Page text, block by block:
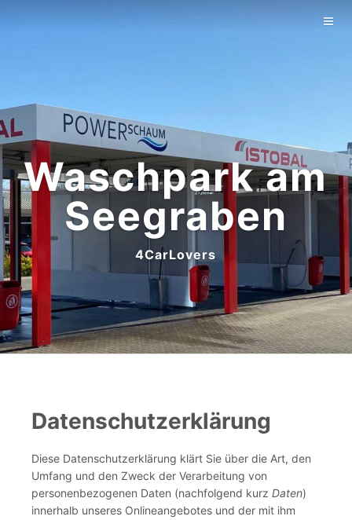
Waschpark am
Seegraben
4CarLovers
Datenschutzerklärung
Diese Datenschutzerklärung klärt Sie über die Art, den
Umfang und den Zweck der Verarbeitung von
personenbezogenen Daten (nachfolgend kurz Daten)
innerhalb unseres Onlineangebotes und der mit ihm
Impressum